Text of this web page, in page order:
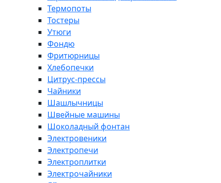
Термопоты
Тостеры
Утюги
Фондю
Фритюрницы
Хлебопечки
Цитрус-прессы
Чайники
Шашлычницы
Швейные машины
Шоколадный фонтан
Электровеники
Электропечи
Электроплитки
Электрочайники